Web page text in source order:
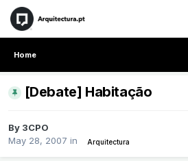
Home
[Debate] Habitação
By 3CPO
May 28, 2007 in Arquitectura